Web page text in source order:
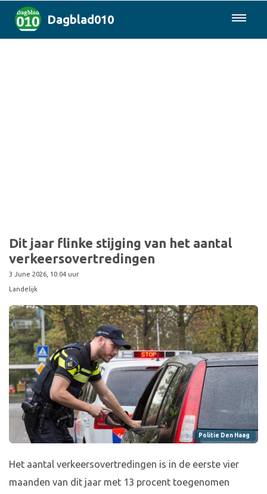
Dagblad010
Dit jaar flinke stijging van het aantal
verkeersovertredingen
3 June 2026, 10:04 uur
Landelijk
Politie Den Haag
Het aantal verkeersovertredingen is in de eerste vier
maanden van dit jaar met 13 procent toegenomen